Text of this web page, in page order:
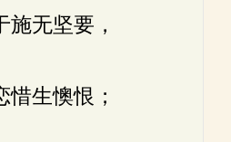
无坚要，
生懊恨；